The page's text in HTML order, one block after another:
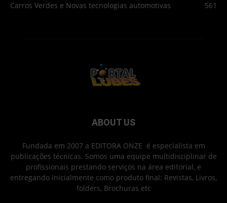
Carros Verdes e Novas tecnologias automotivas
561
ABOUT US
Fundada em 2007 a EDITORA ONZE é especialista em
publicações técnicas. Somos uma equipe multidisciplinar de
profissionais prestando serviços na área editorial, e
entregando inicialmente como produto final: Revistas, Livros,
folders, Brochuras etc